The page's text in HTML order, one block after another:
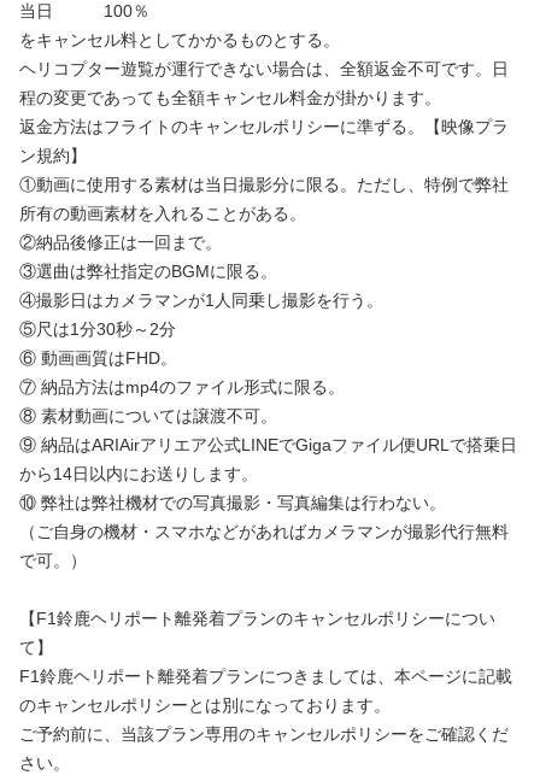
当日 100％
をキャンセル料としてかかるものとする。
ヘリコプター遊覧が運行できない場合は、全額返金不可です。日
程の変更であっても全額キャンセル料金が掛かります。
返金方法はフライトのキャンセルポリシーに準ずる。【映像プラ
ン規約】
①動画に使用する素材は当日撮影分に限る。ただし、特例で弊社
所有の動画素材を入れることがある。
②納品後修正は一回まで。
③選曲は弊社指定のBGMに限る。
④撮影日はカメラマンが1人同乗し撮影を行う。
⑤尺は1分30秒～2分
⑥ 動画画質はFHD。
⑦ 納品方法はmp4のファイル形式に限る。
⑧ 素材動画については譲渡不可。
⑨ 納品はARIAirアリエア公式LINEでGigaファイル便URLで搭乗日
から14日以内にお送りします。
⑩ 弊社は弊社機材での写真撮影・写真編集は行わない。
（ご自身の機材・スマホなどがあればカメラマンが撮影代行無料
で可。）
【F1鈴鹿ヘリポート離発着プランのキャンセルポリシーについ
て】
F1鈴鹿ヘリポート離発着プランにつきましては、本ページに記載
のキャンセルポリシーとは別になっております。
ご予約前に、当該プラン専用のキャンセルポリシーをご確認くだ
さい。